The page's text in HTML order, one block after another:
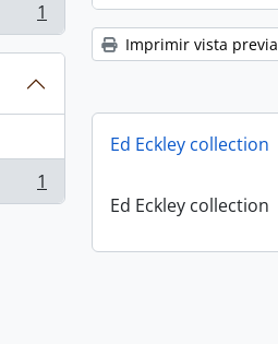
1
1
Imprimir vista previa
Ed Eckley collection
Ed Eckley collection